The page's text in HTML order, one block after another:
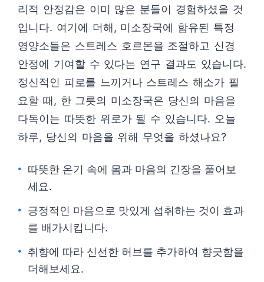
리적 안정감은 이미 많은 분들이 경험하셨을 것
입니다. 여기에 더해, 미소장국에 함유된 특정
영양소들은 스트레스 호르몬을 조절하고 신경
안정에 기여할 수 있다는 연구 결과도 있습니다.
정신적인 피로를 느끼거나 스트레스 해소가 필
요할 때, 한 그릇의 미소장국은 당신의 마음을
다독이는 따뜻한 위로가 될 수 있습니다. 오늘
하루, 당신의 마음을 위해 무엇을 하셨나요?
따뜻한 온기 속에 몸과 마음의 긴장을 풀어보
세요.
긍정적인 마음으로 맛있게 섭취하는 것이 효과
를 배가시킵니다.
취향에 따라 신선한 허브를 추가하여 향긋함을
더해보세요.